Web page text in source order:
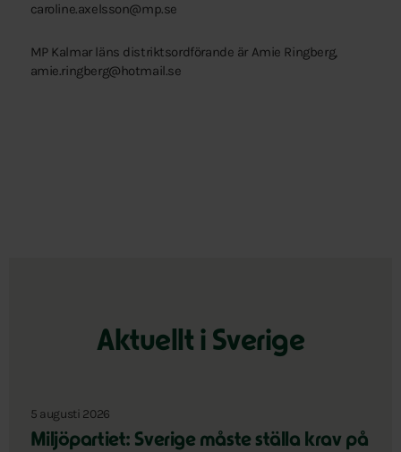
caroline.axelsson@mp.se
MP Kalmar läns distriktsordförande är Amie Ringberg,
amie.ringberg@hotmail.se
Aktuellt i Sverige
5 augusti 2026
Miljöpartiet: Sverige måste ställa krav på